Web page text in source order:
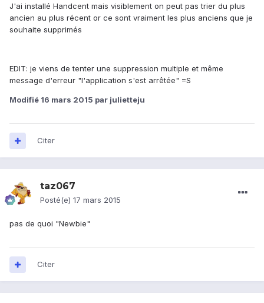
J'ai installé Handcent mais visiblement on peut pas trier du plus
ancien au plus récent or ce sont vraiment les plus anciens que je
souhaite supprimés
EDIT: je viens de tenter une suppression multiple et même
message d'erreur "l'application s'est arrêtée" =S
Modifié 16 mars 2015 par julietteju
Citer
taz067
Posté(e) 17 mars 2015
pas de quoi "Newbie"
Citer